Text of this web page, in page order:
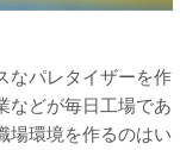
なパレタイザーを作
などが毎日工場であ
場環境を作るのはい